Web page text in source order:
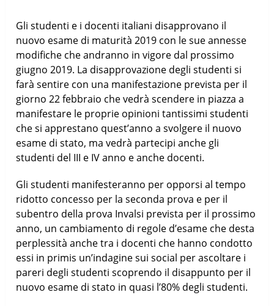
Gli studenti e i docenti italiani disapprovano il
nuovo esame di maturità 2019 con le sue annesse
modifiche che andranno in vigore dal prossimo
giugno 2019. La disapprovazione degli studenti si
farà sentire con una manifestazione prevista per il
giorno 22 febbraio che vedrà scendere in piazza a
manifestare le proprie opinioni tantissimi studenti
che si apprestano quest’anno a svolgere il nuovo
esame di stato, ma vedrà partecipi anche gli
studenti del III e IV anno e anche docenti.
Gli studenti manifesteranno per opporsi al tempo
ridotto concesso per la seconda prova e per il
subentro della prova Invalsi prevista per il prossimo
anno, un cambiamento di regole d’esame che desta
perplessità anche tra i docenti che hanno condotto
essi in primis un’indagine sui social per ascoltare i
pareri degli studenti scoprendo il disappunto per il
nuovo esame di stato in quasi l’80% degli studenti.